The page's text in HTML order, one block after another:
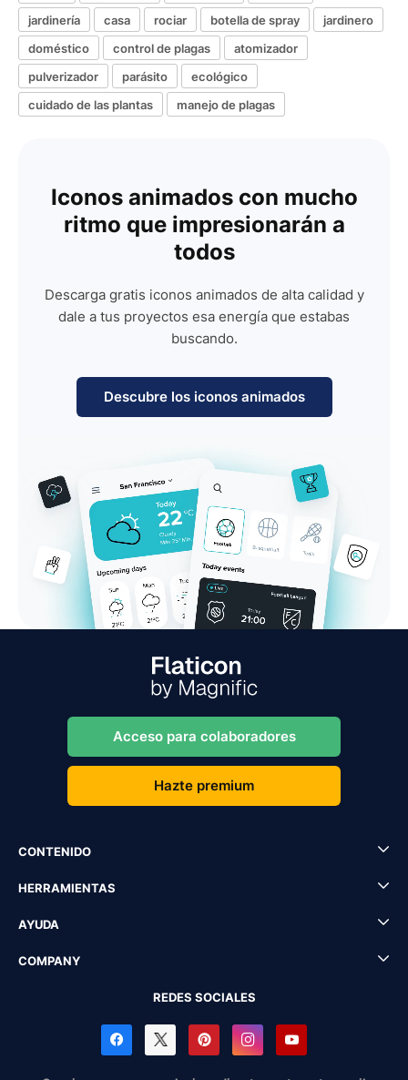
jardinería
casa rociar botella de spray
jardinero
doméstico
control de plagas
atomizador
pulverizador
parásito
ecológico
cuidado de las plantas
manejo de plagas
Iconos animados con mucho
ritmo que impresionarán a
todos
Descarga gratis iconos animados de alta calidad y
dale a tus proyectos esa energía que estabas
buscando.
Descubre los iconos animados
Acceso para colaboradores
Hazte premium
CONTENIDO
HERRAMIENTAS
AYUDA
COMPANY
REDES SOCIALES